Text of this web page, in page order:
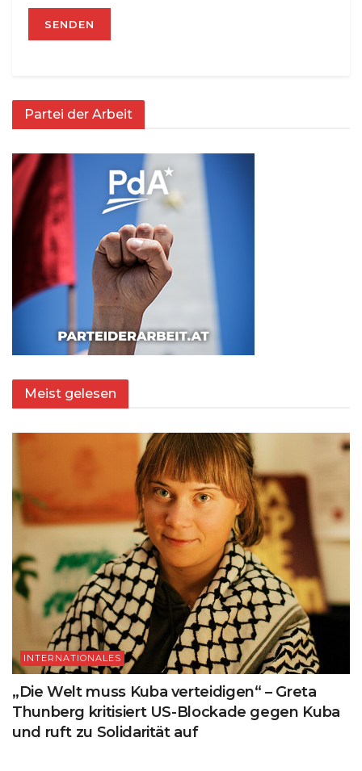
Partei der Arbeit
Meist gelesen
INTERNATIONALES
„Die Welt muss Kuba verteidigen“ – Greta
Thunberg kritisiert US-Blockade gegen Kuba
und ruft zu Solidarität auf